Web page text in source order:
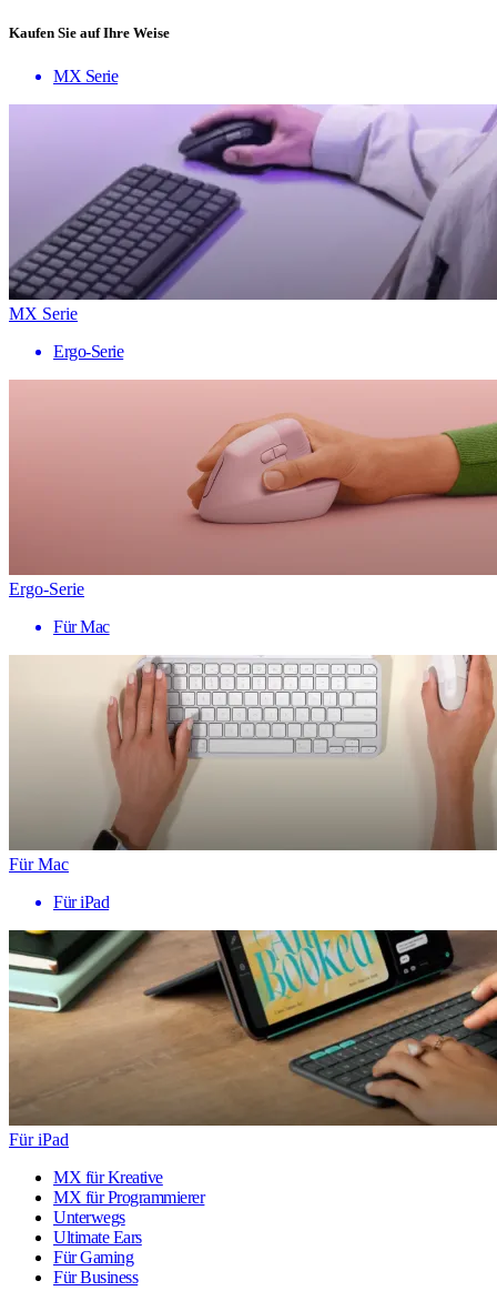
Kaufen Sie auf Ihre Weise
MX Serie
MX Serie
Ergo-Serie
Ergo-Serie
Für Mac
Für Mac
Für iPad
Für iPad
MX für Kreative
MX für Programmierer
Unterwegs
Ultimate Ears
Für Gaming
Für Business